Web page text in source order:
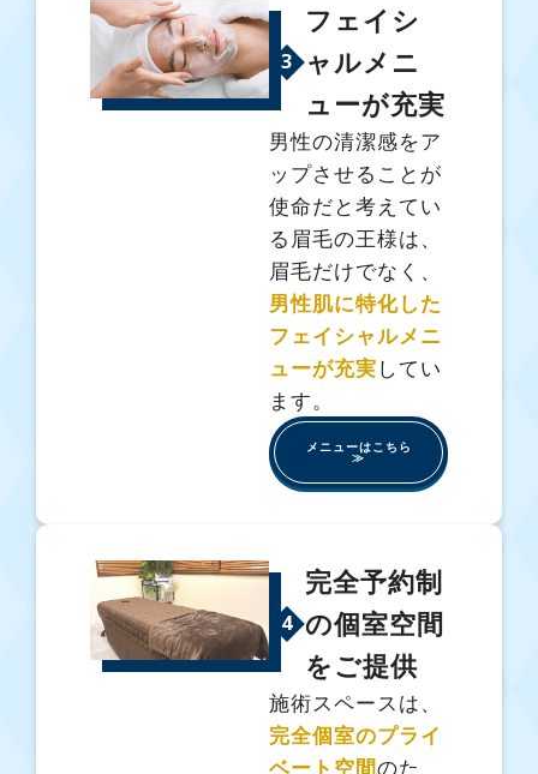
3
フェイシ
ャルメニ
ューが充実
男性の清潔感をア
ップさせることが
使命だと考えてい
る眉毛の王様は、
眉毛だけでなく、
男性肌に特化した
フェイシャルメニ
ューが充実してい
ます。
メニューはこちら
≫
4
完全予約制
の個室空間
をご提供
施術スペースは、
完全個室のプライ
ベート空間のた